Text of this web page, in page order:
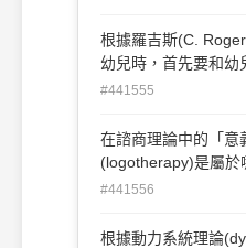
(D)①②③④。
何？ (A)環境支持 (B)同儕支持 (C)活動簡化
(D)隱性支持
根據羅吉斯(C.
幼兒時，首先要和幼
由接納、積極傾聽、
行為 (B)維持良好行為 (C)增進良好
(D)培養自導能力。
#441555
在諮商理論中的「意
(logotherapy)是屬於
張？ (A)實用主義(Pragmatism) (B)唯實主
(D)後現代主義
#441556
根據動力系統理論